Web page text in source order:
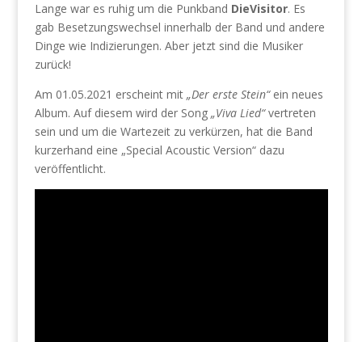
Lange war es ruhig um die Punkband DieVisitor. Es
gab Besetzungswechsel innerhalb der Band und andere
Dinge wie Indizierungen. Aber jetzt sind die Musiker
zurück!
Am 01.05.2021 erscheint mit „Der erste Stein“ein neues
Album. Auf diesem wird der Song „Viva Lied“vertreten
sein und um die Wartezeit zu verkürzen, hat die Band
kurzerhand eine „Special Acoustic Version“ dazu
veröffentlicht.